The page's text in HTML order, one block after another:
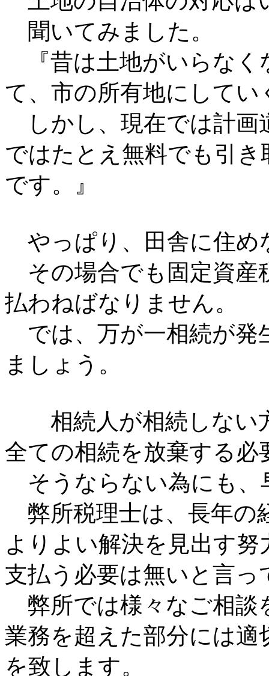
聞いてみました。
『昔は土地がいらなく
て、市の所有地にして
しかし、現在では計画
ではたとえ無料でも引
です。』
やっぱり、田舎に住め
その場合でも固定資産
払わねばなりません。
では、万が一相続が発
ましょう。
相続人が相続しない
全ての相続を放棄する必
そうならない為にも、
弊所税理士は、長年の
よりよい解決を見出す
支払う必要は無いと言っ
弊所では様々なご相談
業務を超えた部分には
を致します。